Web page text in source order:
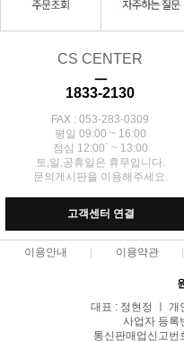
CS CENTER
ㅡ
1833-2130
FAX : 053-283-0309
평일 09:00 ~ 16:00
점심 12:00` ~ 13:00
토,일,공휴일은 휴무입니다.
문의게시판을 이용해주세요.
고객센터 연결
이용안내 이용약관
대표 : 정현정 ㅣ 개
사업자 등록
통신판매업신고